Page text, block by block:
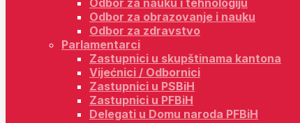
Odbor za nauku i tehnologiju
Odbor za obrazovanje i nauku
Odbor za zdravstvo
Parlamentarci
Zastupnici u skupštinama kantona
Vijećnici / Odbornici
Zastupnici u PSBiH
Zastupnici u PFBiH
Delegati u Domu naroda PFBiH